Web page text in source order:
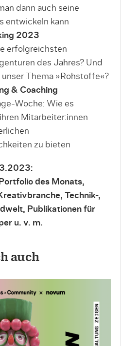
dann auch seine
entwickeln kann
2023
erfolgreichsten
des Jahres? Und
Thema »Rohstoffe«?
& Coaching
Woche: Wie es
Mitarbeiter:innen
zu bieten
des Monats,
Technik-,
Publikationen für
u. v. m.
auch